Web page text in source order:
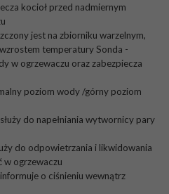
kocioł przed nadmiernym
jest na zbiorniku warzelnym,
temperatury Sonda -
w ogrzewaczu oraz zabezpiecza
poziom wody /górny poziom
do napełniania wytwornicy pary
do odpowietrzania i likwidowania
w ogrzewaczu
o ciśnieniu wewnątrz